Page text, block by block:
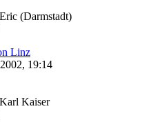
Eric (Darmstadt)
Linz
19:14
Karl Kaiser